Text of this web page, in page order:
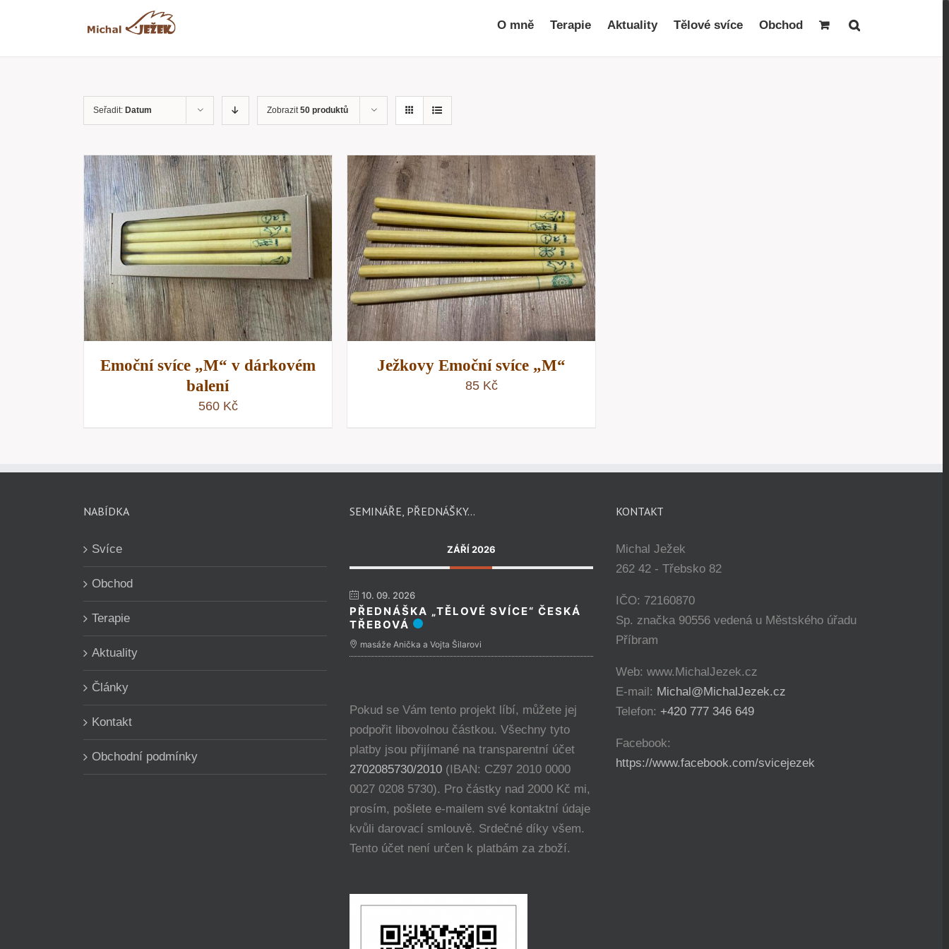
O mně Terapie Aktuality Tělové svíce Obchod
Seřadit: Datum Zobrazit50 produktů
Emoční svíce „M“ v dárkovém
balení
560 Kč
PŘIDAT DO KOŠÍKU /
RYCHLÝ
NÁHLED
Ježkovy Emoční svíce „M“
85 Kč
NABÍDKA
Svíce
Obchod
Terapie
Aktuality
Články
Kontakt
Obchodní podmínky
SEMINÁŘE, PŘEDNÁŠKY…
ZÁŘÍ 2026
10. 09. 2026
PŘEDNÁŠKA „TĚLOVÉ SVÍCE“ ČESKÁ
TŘEBOVÁ
masáže Anička a Vojta Šilarovi
Pokud se Vám tento projekt líbí, můžete jej
podpořit libovolnou částkou. Všechny tyto
platby jsou přijímané na transparentní účet
2702085730/2010(IBAN: CZ97 2010 0000
0027 0208 5730). Pro částky nad 2000 Kč mi,
prosím, pošlete e-mailem své kontaktní údaje
kvůli darovací smlouvě. Srdečné díky všem.
Tento účet není určen k platbám za zboží.
KONTAKT
Michal Ježek
262 42 - Třebsko 82
IČO: 72160870
Sp. značka 90556 vedená u Městského úřadu
Příbram
Web: www.MichalJezek.cz
E-mail: Michal@MichalJezek.cz
Telefon: +420 777 346 649
Facebook:
https://www.facebook.com/svicejezek